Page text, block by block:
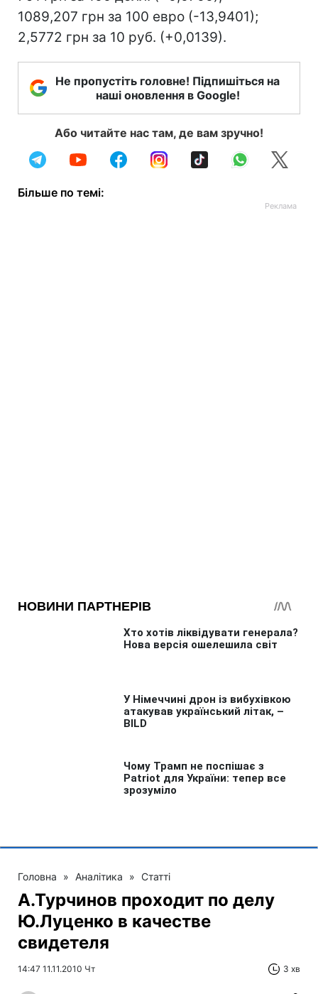
1089,207 грн за 100 евро (-13,9401);
2,5772 грн за 10 руб. (+0,0139).
Не пропустіть головне! Підпишіться на
наші оновлення в Google!
Або читайте нас там, де вам зручно!
Більше по темі:
Головна » Аналітика » Статті
А.Турчинов проходит по делу
Ю.Луценко в качестве
свидетеля
14:47 11.11.2010 Чт 3 хв